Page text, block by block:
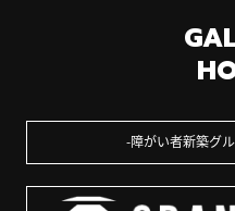
障がい者新築グ